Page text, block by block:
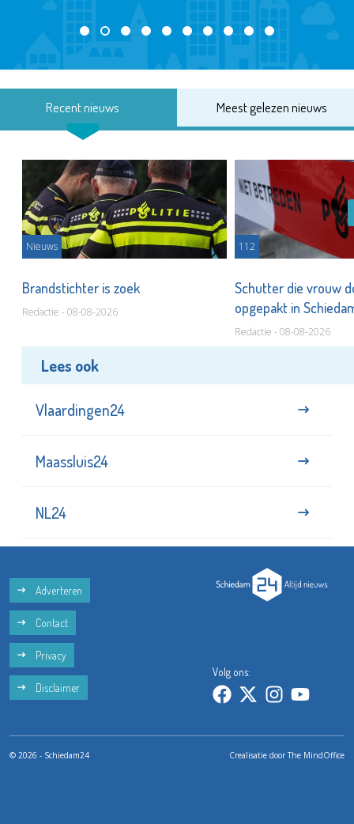
Recent nieuws Meest gelezen nieuws
Nieuws
Brandstichter is zoek
Redactie - 08-08-2026
112
Schutter die vrouw
opgepakt in
Redactie - 08-08-2026
Lees ook
Vlaardingen24
Maassluis24
NL24
Adverteren
Contact
Privacy
Disclaimer
Volg ons:
© 2026 - Schiedam24 Crealisatie doorThe MindOffice